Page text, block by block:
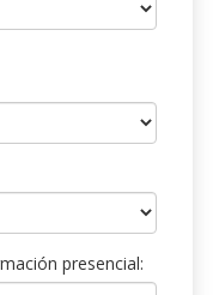
presencial: